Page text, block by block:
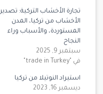
تجارة الأخشاب التركية: تصدير
الأخشاب من تركيا، المدن
المستوردة، والأسباب وراء
النجاح
سبتمبر 9, 2025
في "trade in Turkey"
استيراد النوتيلا من تركيا
ديسمبر 16, 2023